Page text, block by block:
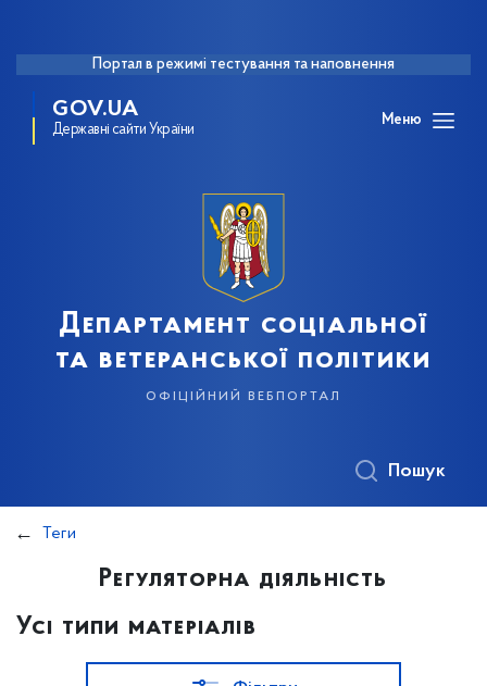
Портал в режимі тестування та наповнення
GOV.UA
Державні сайти України
Меню
Департамент соціальної
та ветеранської політики
офіційний вебпортал
Пошук
Теги
Регуляторна діяльність
Усі типи матеріалів